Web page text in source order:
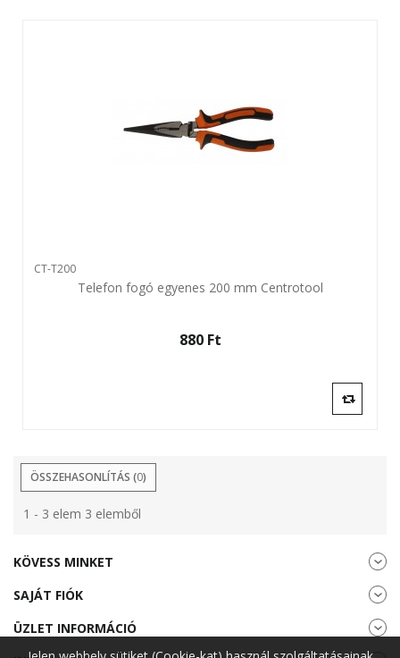
CT-T200
Telefon fogó egyenes 200 mm Centrotool
880 Ft‎
ÖSSZEHASONLÍTÁS (0)
1 - 3 elem 3 elemből
KÖVESS MINKET
SAJÁT FIÓK
ÜZLET INFORMÁCIÓ